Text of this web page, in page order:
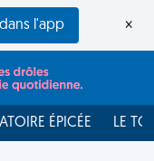
l'app ×
ÉPICÉE LE